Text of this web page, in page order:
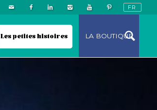
Les petites histoires LA BOUTIQUE